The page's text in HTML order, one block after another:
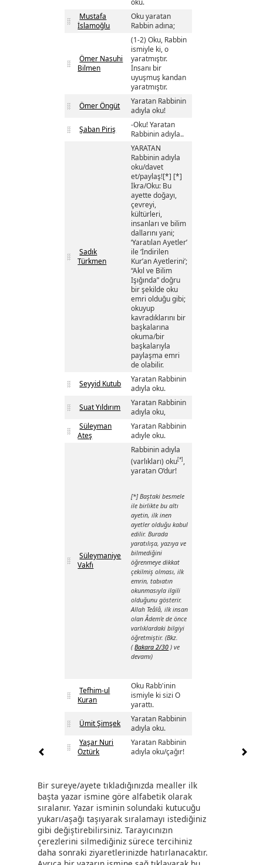
oku.
Mustafa
İslamoğlu
Oku yaratan
Rabbin adına;
Ömer Nasuhi
Bilmen
(1-2) Oku, Rabbin
ismiyle ki, o
yaratmıştır.
İnsanı bir
uyuşmuş kandan
yaratmıştır.
Ömer Öngüt
Yaratan Rabbinin
adıyla oku!
Şaban Piriş
-Oku! Yaratan
Rabbinin adıyla..
Sadık
Türkmen
YARATAN
Rabbinin adıyla
oku/davet
et/paylaş![*] [*]
İkra/Oku: Bu
ayette doğayı,
çevreyi,
kültürleri,
insanları ve bilim
dallarını yani;
‘Yaratılan Ayetler’
ile ‘İndirilen
Kur’an Ayetlerini’;
“Akıl ve Bilim
Işığında” doğru
bir şekilde oku
emri olduğu gibi;
okuyup
kavradıklarını bir
başkalarına
okuma/bir
başkalarıyla
paylaşma emri
de olabilir.
Seyyid Kutub
Yaratan Rabbinin
adıyla oku.
Suat Yıldırım
Yaratan Rabbinin
adıyla oku,
Süleyman
Ateş
Yaratan Rabbinin
adıyle oku.
Süleymaniye
Vakfı
Rabbinin adıyla
(varlıkları) oku[*],
yaratan O’dur!
[*] Baştaki besmele
ile birlikte bu altı
ayetin, ilk inen
ayetler olduğu kabul
edilir. Burada
yaratılışa, yazıya ve
bilmediğini
öğrenmeye dikkat
çekilmiş olması, ilk
emrin, tabıatın
okunmasıyla ilgili
olduğunu gösterir.
Allah Teâlâ, ilk insan
olan Âdem’e de önce
varlıklardaki bilgiyi
öğretmiştir. (Bkz.
( Bakara 2/30 ) ve
devamı)
Tefhim-ul
Kuran
Oku Rabb'inin
ismiyle ki sizi O
yarattı.
Ümit Şimşek
Yaratan Rabbinin
adıyla oku.
Yaşar Nuri
Öztürk
Yaratan Rabbinin
adıyla oku/çağır!
Bir sureye/ayete tıkladığınızda mealler ilk
başta yazar ismine göre alfabetik olarak
sıralanır. Yazar isminin solundaki kutucuğu
yukarı/aşağı taşıyarak sıralamayı istediğiniz
gibi değiştirebilirsiniz. Tarayıcınızın
çerezlerini silmediğiniz sürece tercihiniz
daha sonraki ziyaretlerinizde hatırlanacaktır.